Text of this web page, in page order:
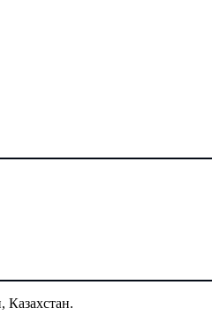
Казахстан.